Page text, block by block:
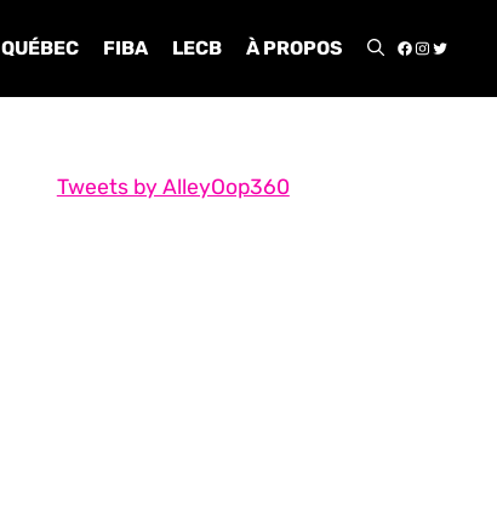
QUÉBEC FIBA LECB À PROPOS
Tweets by AlleyOop360